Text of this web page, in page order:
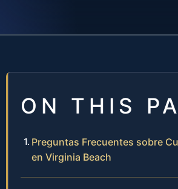
ON THIS
Preguntas Frecuentes sobre
en Virginia Beach